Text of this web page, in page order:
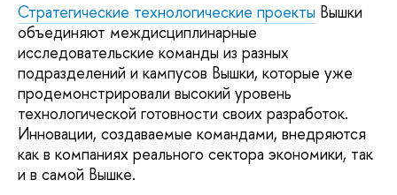
Стратегические технологические проекты Вышки
объединяют междисциплинарные
исследовательские команды из разных
подразделений и кампусов Вышки, которые уже
продемонстрировали высокий уровень
технологической готовности своих разработок.
Инновации, создаваемые командами, внедряются
как в компаниях реального сектора экономики, так
и в самой Вышке.